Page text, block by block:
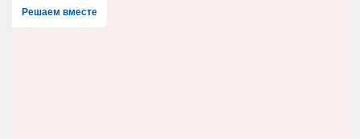
Решаем вместе